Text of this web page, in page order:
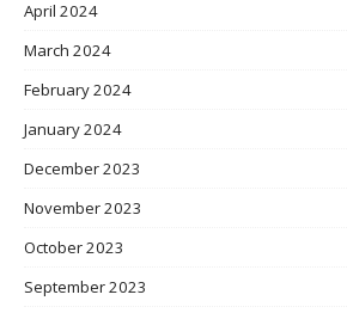
April 2024
March 2024
February 2024
January 2024
December 2023
November 2023
October 2023
September 2023